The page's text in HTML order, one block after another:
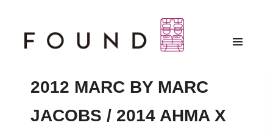
2012 MARC BY MARC
JACOBS / 2014 AHMA X